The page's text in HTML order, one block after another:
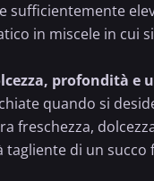
in miscele in cui
profondità e
quando si
freschezza,
tagliente di un succo